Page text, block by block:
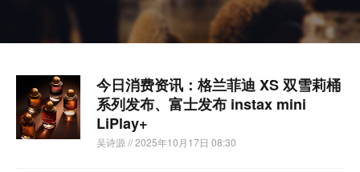
今日消费资讯：格兰菲迪 XS 双雪莉桶
系列发布、富士发布 instax mini
LiPlay+
吴诗源 // 2025年10月17日 08:30